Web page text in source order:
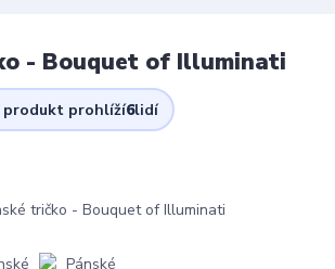
- Bouquet of Illuminati
prohlíží6lidí